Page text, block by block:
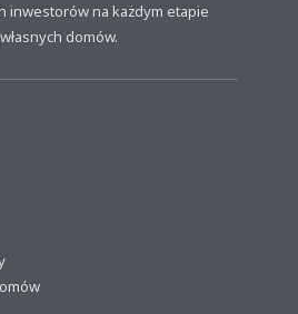
inwestorów na każdym etapie
domów.